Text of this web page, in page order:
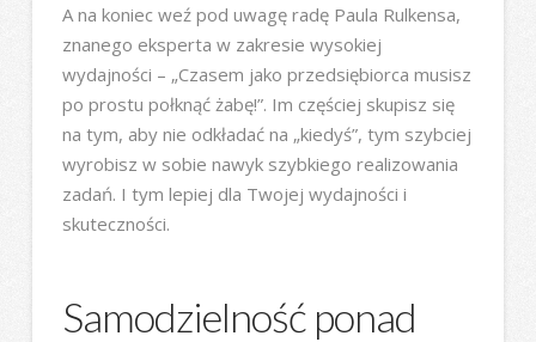
A na koniec weź pod uwagę radę Paula Rulkensa,
znanego eksperta w zakresie wysokiej
wydajności – „Czasem jako przedsiębiorca musisz
po prostu połknąć żabę!”. Im częściej skupisz się
na tym, aby nie odkładać na „kiedyś”, tym szybciej
wyrobisz w sobie nawyk szybkiego realizowania
zadań. I tym lepiej dla Twojej wydajności i
skuteczności.
Samodzielność ponad